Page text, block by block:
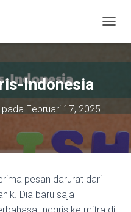
O
N
A
G
Indonesia
Februari 17, 2025
pesan darurat dari
Dia baru saja